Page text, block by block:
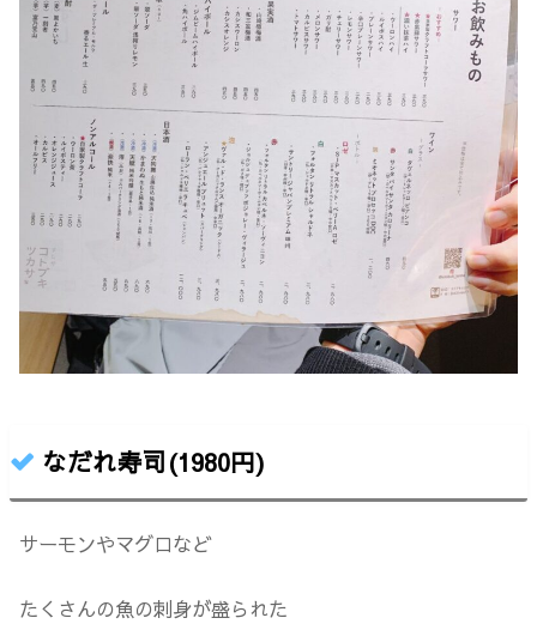
なだれ寿司(1980円)
サーモンやマグロなど
たくさんの魚の刺身が盛られた